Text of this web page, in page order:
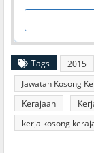
Tags 2015
Jawatan Kosong
Kerajaan
kerja kosong